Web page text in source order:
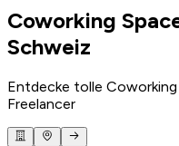
Coworking
Schweiz
Entdecke tolle
Freelancer